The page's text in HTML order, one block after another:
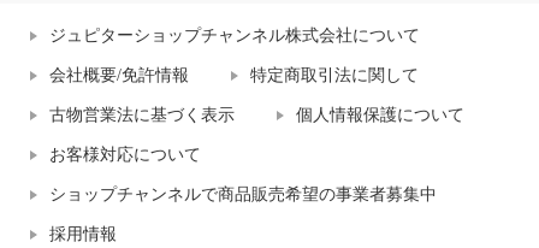
ジュピターショップチャンネル株式会社について
会社概要/免許情報 特定商取引法に関して
古物営業法に基づく表示 個人情報保護について
お客様対応について
ショップチャンネルで商品販売希望の事業者募集中
採用情報